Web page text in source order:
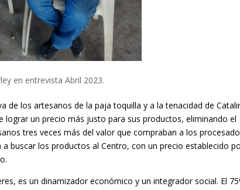
en entrevista Abril 2023.
de los artesanos de la paja toquilla y a la tenacidad de
lograr un precio más justo para sus productos, eliminando el
tres veces más del valor que compraban a los
buscar los productos al Centro, con un precio establecido
es un dinamizador económico y un integrador social. El